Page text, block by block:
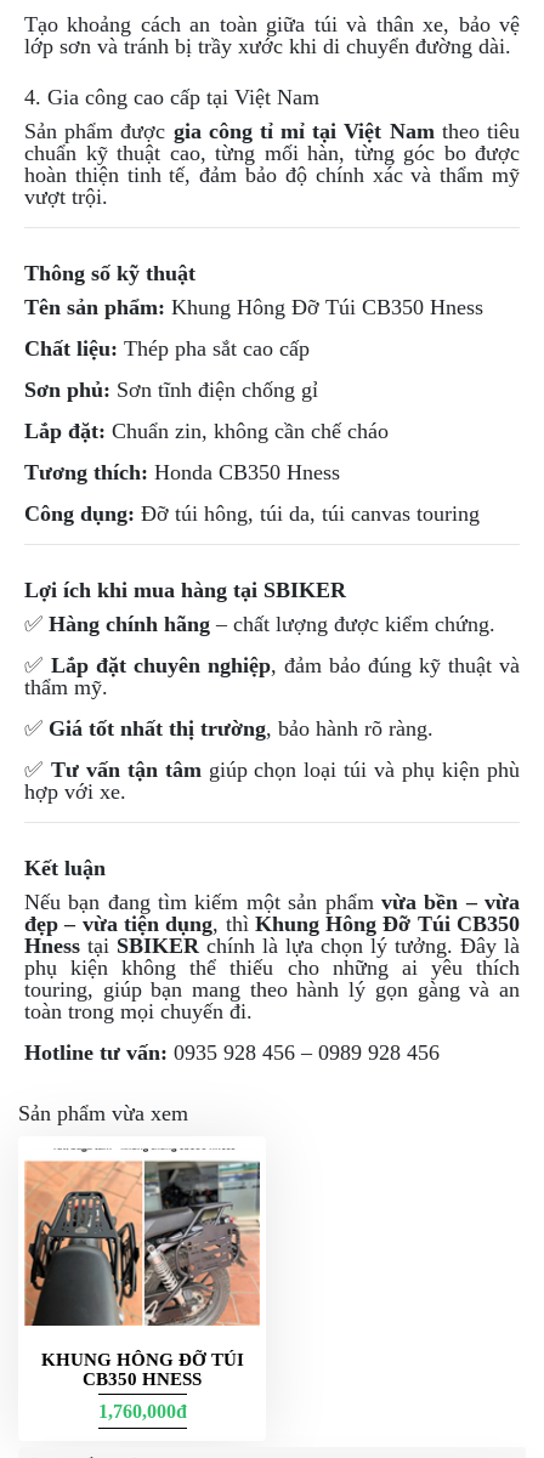
PHỤ
KIỆN
CHƠI
MOTO
PHỤ
KIỆN
MBIKER
HCM
SẢN
MỚI
BLOG
PHƯỢT
LIÊN
MUA
HÀNG
Tạo khoảng cách an toàn giữa túi và thân xe, bảo vệ
lớp sơn và tránh bị trầy xước khi di chuyển đường dài.
4. Gia công cao cấp tại Việt Nam
Sản phẩm được gia công tỉ mỉ tại Việt Namtheo tiêu
chuẩn kỹ thuật cao, từng mối hàn, từng góc bo được
hoàn thiện tinh tế, đảm bảo độ chính xác và thẩm mỹ
vượt trội.
Thông số kỹ thuật
Tên sản phẩm: Khung Hông Đỡ Túi CB350 Hness
Chất liệu: Thép pha sắt cao cấp
Sơn phủ: Sơn tĩnh điện chống gỉ
Lắp đặt: Chuẩn zin, không cần chế cháo
Tương thích: Honda CB350 Hness
Công dụng: Đỡ túi hông, túi da, túi canvas touring
Lợi ích khi mua hàng tại SBIKER
✅ Hàng chính hãng – chất lượng được kiểm chứng.
✅ Lắp đặt chuyên nghiệp, đảm bảo đúng kỹ thuật và
thẩm mỹ.
✅ Giá tốt nhất thị trường, bảo hành rõ ràng.
✅ Tư vấn tận tâmgiúp chọn loại túi và phụ kiện phù
hợp với xe.
Kết luận
Nếu bạn đang tìm kiếm một sản phẩm vừa bền – vừa
đẹp – vừa tiện dụng, thì Khung Hông Đỡ Túi CB350
Hness tại SBIKER chính là lựa chọn lý tưởng. Đây là
phụ kiện không thể thiếu cho những ai yêu thích
touring, giúp bạn mang theo hành lý gọn gàng và an
toàn trong mọi chuyến đi.
Hotline tư vấn: 0935 928 456 – 0989 928 456
Sản phẩm vừa xem
KHUNG HÔNG ĐỠ TÚI
CB350 HNESS
1,760,000đ